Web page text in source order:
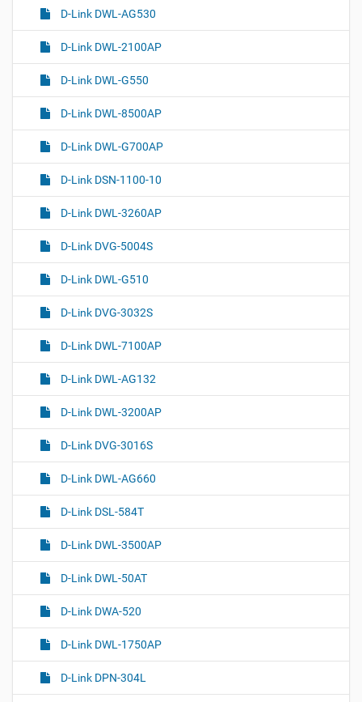
D-Link DWL-AG530
D-Link DWL-2100AP
D-Link DWL-G550
D-Link DWL-8500AP
D-Link DWL-G700AP
D-Link DSN-1100-10
D-Link DWL-3260AP
D-Link DVG-5004S
D-Link DWL-G510
D-Link DVG-3032S
D-Link DWL-7100AP
D-Link DWL-AG132
D-Link DWL-3200AP
D-Link DVG-3016S
D-Link DWL-AG660
D-Link DSL-584T
D-Link DWL-3500AP
D-Link DWL-50AT
D-Link DWA-520
D-Link DWL-1750AP
D-Link DPN-304L